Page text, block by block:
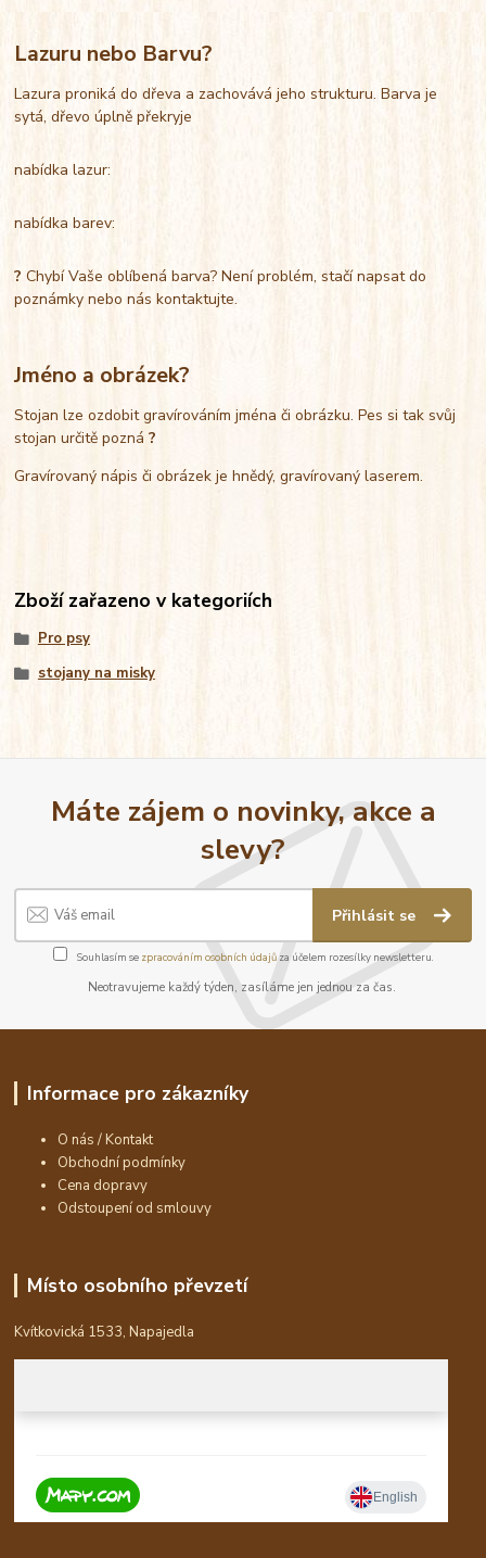
Lazuru nebo Barvu?
Lazura proniká do dřeva a zachovává jeho strukturu. Barva je
sytá, dřevo úplně překryje
nabídka lazur:
nabídka barev:
?Chybí Vaše oblíbená barva? Není problém, stačí napsat do
poznámky nebo nás kontaktujte.
Jméno a obrázek?
Stojan lze ozdobit gravírováním jména či obrázku. Pes si tak svůj
stojan určitě pozná?
Gravírovaný nápis či obrázek je hnědý, gravírovaný laserem.
Zboží zařazeno v kategoriích
Pro psy
stojany na misky
Máte zájem o novinky, akce a
slevy?
Přihlásit se
Souhlasím se zpracováním osobních údajůza účelem rozesílky newsletteru.
Neotravujeme každý týden, zasíláme jen jednou za čas.
Informace pro zákazníky
O nás / Kontakt
Obchodní podmínky
Cena dopravy
Odstoupení od smlouvy
Místo osobního převzetí
Kvítkovická 1533, Napajedla